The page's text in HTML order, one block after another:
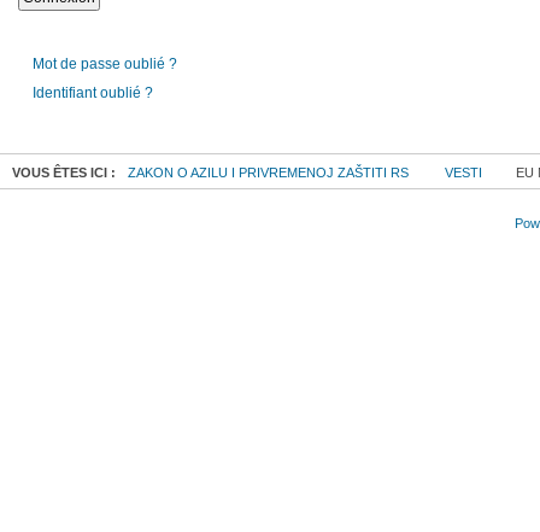
Mot de passe oublié ?
Identifiant oublié ?
VOUS ÊTES ICI : ZAKON O AZILU I PRIVREMENOJ ZAŠTITI RS VESTI EU